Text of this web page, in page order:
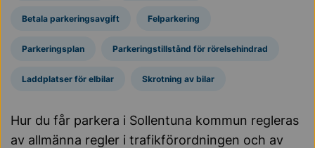
Betala parkeringsavgift Felparkering
Parkeringsplan Parkeringstillstånd för rörelsehindrad
Laddplatser för elbilar Skrotning av bilar
Hur du får parkera i Sollentuna kommun regleras
av allmänna regler i trafikförordningen och av